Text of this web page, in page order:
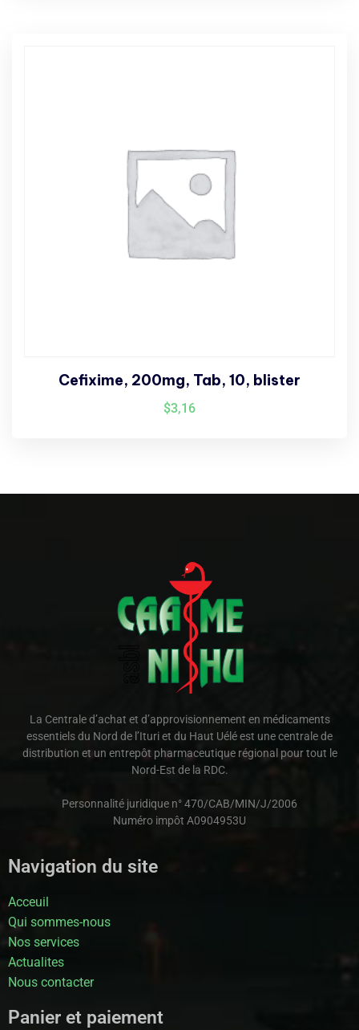
Cefixime, 200mg, Tab, 10, blister
$3,16
La Centrale d’achat et d’approvisionnement en médicaments
essentiels du Nord de l’Ituri et du Haut Uélé est une centrale de
distribution et un entrepôt pharmaceutique régional pour tout le
Nord-Est de la RDC.
Personnalité juridique n° 470/CAB/MIN/J/2006
Numéro impôt A0904953U
Navigation du site
Acceuil
Qui sommes-nous
Nos services
Actualites
Nous contacter
Panier et paiement